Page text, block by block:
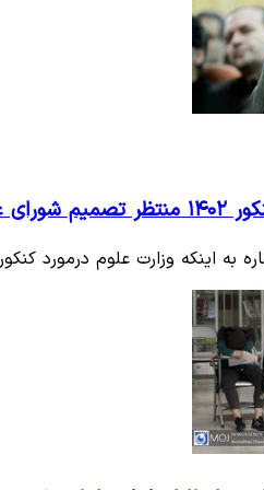
است
کنکور ۱۴۰۲ منتظر تصمیم شورای عالی انقلاب فرهنگی است گفت: اگرچه